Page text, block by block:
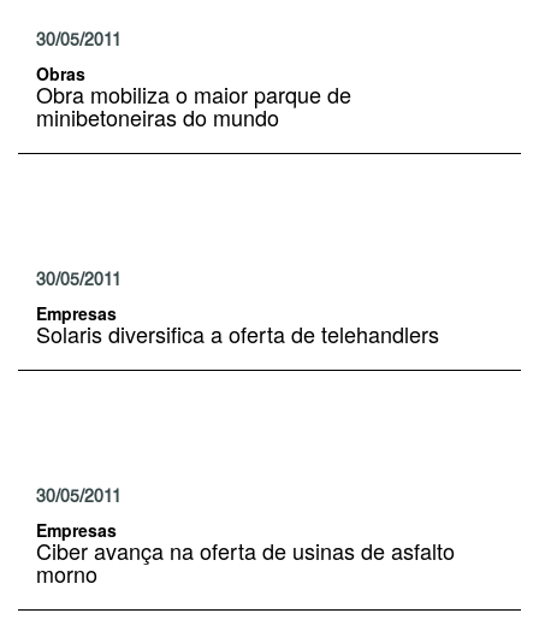
30/05/2011
Obras
Obra mobiliza o maior parque de
minibetoneiras do mundo
30/05/2011
Empresas
Solaris diversifica a oferta de telehandlers
30/05/2011
Empresas
Ciber avança na oferta de usinas de asfalto
morno